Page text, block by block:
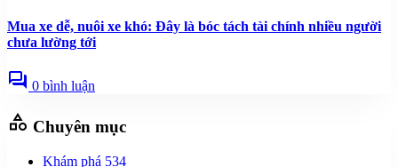
Mua xe dễ, nuôi xe khó: Đây là bóc tách tài chính nhiều người
chưa lường tới
forum 0 bình luận
category Chuyên mục
Khám phá 534